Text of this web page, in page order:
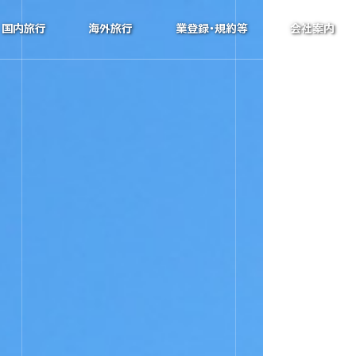
国内旅行 海外旅行 業登録･規約等 会社案内